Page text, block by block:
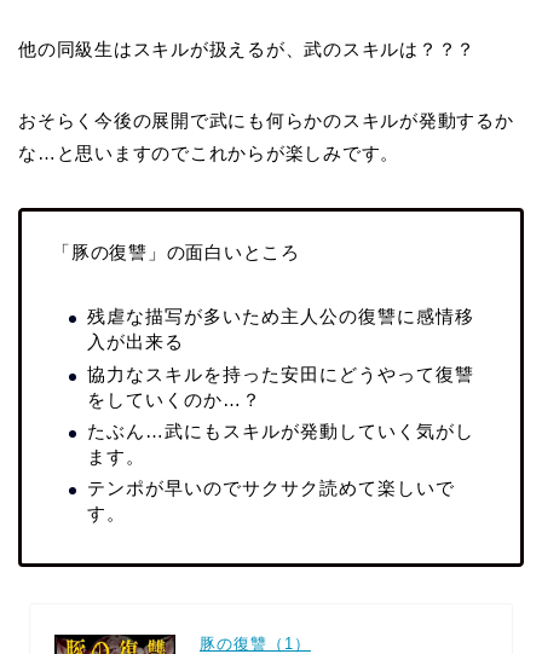
他の同級生はスキルが扱えるが、武のスキルは？？？
おそらく今後の展開で武にも何らかのスキルが発動するか
な…と思いますのでこれからが楽しみです。
「豚の復讐」の面白いところ
残虐な描写が多いため主人公の復讐に感情移
入が出来る
協力なスキルを持った安田にどうやって復讐
をしていくのか…？
たぶん…武にもスキルが発動していく気がし
ます。
テンポが早いのでサクサク読めて楽しいで
す。
豚の復讐（1）